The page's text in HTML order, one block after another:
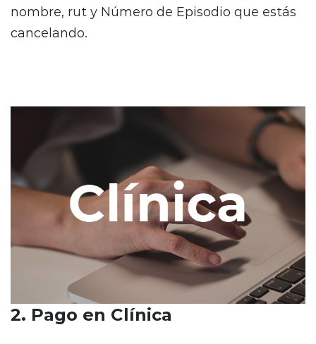
nombre, rut y Número de Episodio que estás
cancelando.
2. Pago en Clínica